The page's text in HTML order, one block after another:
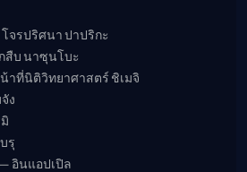
จรปริศนา ปาปริกะ
บ นาซุนโบะ
าที่นิติวิทยาศาสตร์ ชิเมจิ
ง
รุ
— อินแอปเปิล